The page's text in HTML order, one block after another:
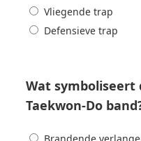
Vliegende trap
Defensieve trap
Wat symboliseert
Taekwon-Do